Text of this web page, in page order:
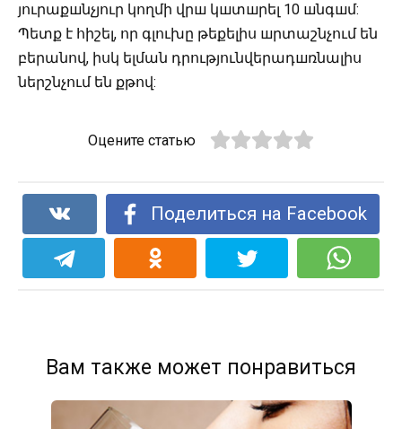
յուրաքшնչյուր կողմի վրш կшտшրել 10 шնգшմ:
Պետք է հիշել, որ գլուխը թեքելիս шրտաշնչում են
բերանով, իսկ ելման դրությունվերադшռնալիս
ներշնչում են քթով:
Оцените статью
Поделиться на Facebook
Вам также может понравиться